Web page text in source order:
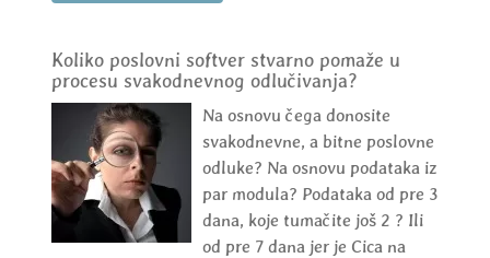
Koliko poslovni softver stvarno pomaže u
procesu svakodnevnog odlučivanja?
Na osnovu čega donosite
svakodnevne, a bitne poslovne
odluke? Na osnovu podataka iz
par modula? Podataka od pre 3
dana, koje tumačite još 2 ? Ili
od pre 7 dana jer je Cica na